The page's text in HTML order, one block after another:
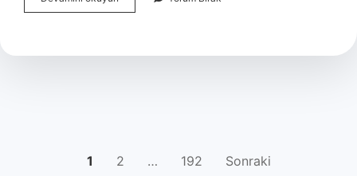
Kapalı
içme
1 2 … 192 Sonraki